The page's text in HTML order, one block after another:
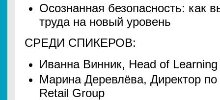
Осознанная безопасность: как
труда на новый уровень
СРЕДИ СПИКЕРОВ:
Иванна Винник, Head of
Марина Деревлёва, Директор
Retail Group